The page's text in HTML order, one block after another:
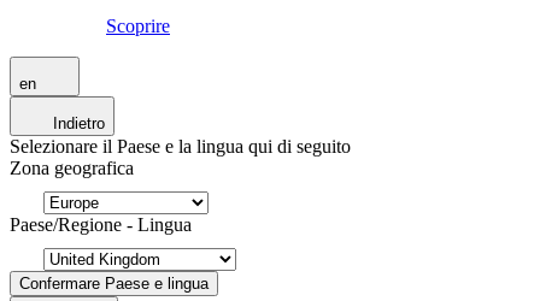
Scoprire
en
Indietro
Selezionare il Paese e la lingua qui di seguito
Zona geografica
Paese/Regione - Lingua
Confermare Paese e lingua